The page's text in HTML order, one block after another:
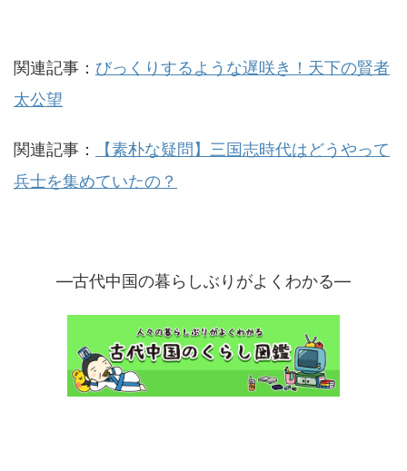
関連記事： びっくりするような遅咲き！天下の賢者
太公望
関連記事：
【素朴な疑問】三国志時代はどうやって
兵士を集めていたの？
—古代中国の暮らしぶりがよくわかる—